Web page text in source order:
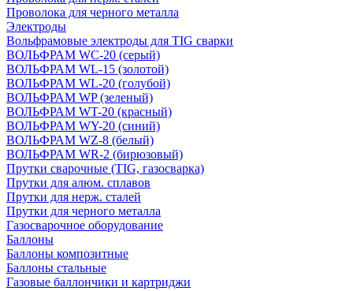
Проволока для черного металла
Электроды
Вольфрамовые электроды для TIG сварки
ВОЛЬФРАМ WC-20 (серый)
ВОЛЬФРАМ WL-15 (золотой)
ВОЛЬФРАМ WL-20 (голубой)
ВОЛЬФРАМ WP (зеленый)
ВОЛЬФРАМ WT-20 (красный)
ВОЛЬФРАМ WY-20 (синий)
ВОЛЬФРАМ WZ-8 (белый)
ВОЛЬФРАМ WR-2 (бирюзовый)
Прутки сварочные (TIG, газосварка)
Прутки для алюм. сплавов
Прутки для нерж. сталей
Прутки для черного металла
Газосварочное оборудование
Баллоны
Баллоны композитные
Баллоны стальные
Газовые баллончики и картриджи